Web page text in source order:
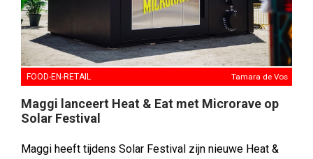
FOOD-EN-RETAIL Tamara de Vos
Maggi lanceert Heat & Eat met Microrave op
Solar Festival
Maggi heeft tijdens Solar Festival zijn nieuwe Heat &